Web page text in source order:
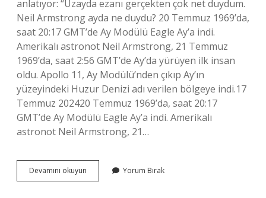
anlatıyor: “Uzayda ezanı gerçekten çok net duydum.
Neil Armstrong ayda ne duydu? 20 Temmuz 1969’da,
saat 20:17 GMT’de Ay Modülü Eagle Ay’a indi.
Amerikalı astronot Neil Armstrong, 21 Temmuz
1969’da, saat 2:56 GMT’de Ay’da yürüyen ilk insan
oldu. Apollo 11, Ay Modülü’nden çıkıp Ay’ın
yüzeyindeki Huzur Denizi adı verilen bölgeye indi.17
Temmuz 202420 Temmuz 1969’da, saat 20:17
GMT’de Ay Modülü Eagle Ay’a indi. Amerikalı
astronot Neil Armstrong, 21…
Devamını okuyun
Ezan
Yorum Bırak